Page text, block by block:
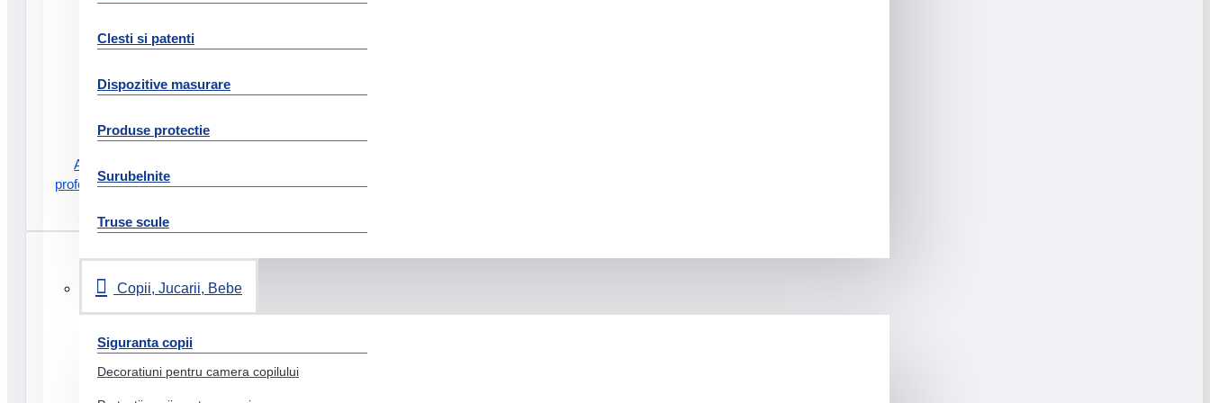
Clesti si patenti
Dispozitive masurare
Produse protectie
Surubelnite
Truse scule
Copii, Jucarii, Bebe
Siguranta copii
Decoratiuni pentru camera copilului
Ascutitoare birou mini
professional neagra derwent